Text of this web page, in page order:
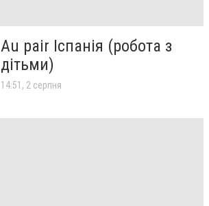
Au pair Іспанія (робота з
дітьми)
14:51, 2 серпня